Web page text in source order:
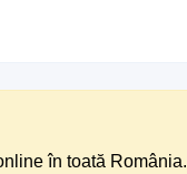
în toată România.